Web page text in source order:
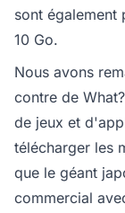
sont également
10 Go.
Nous avons
contre de
de jeux et
télécharger les
que le géant
commercial